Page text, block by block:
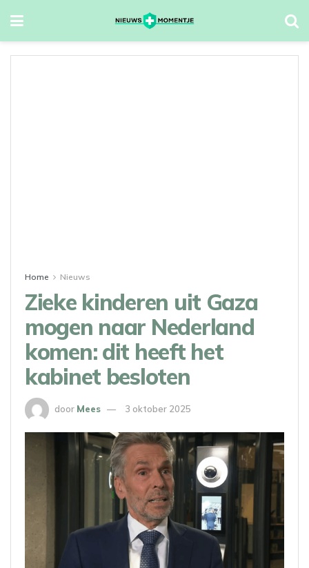
Home Nieuws
Zieke kinderen uit Gaza
mogen naar Nederland
komen: dit heeft het
kabinet besloten
door Mees 3 oktober 2025